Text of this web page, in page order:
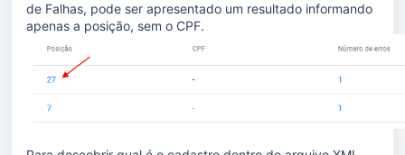
de Falhas, pode ser apresentado um resultado informando
apenas a posição, sem o CPF.